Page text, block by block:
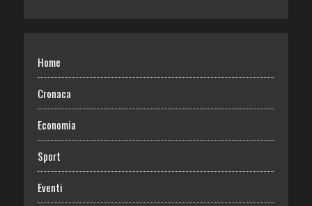
Home
Cronaca
Economia
Sport
Eventi